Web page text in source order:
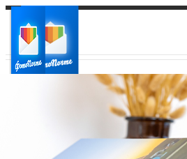
Ваш регион доставки